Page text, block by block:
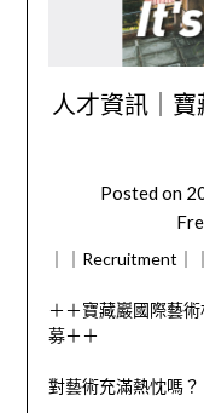
人才資訊｜
Posted on
Recruitment
＋＋寶藏巖國際藝
募＋＋
對藝術充滿熱忱嗎？